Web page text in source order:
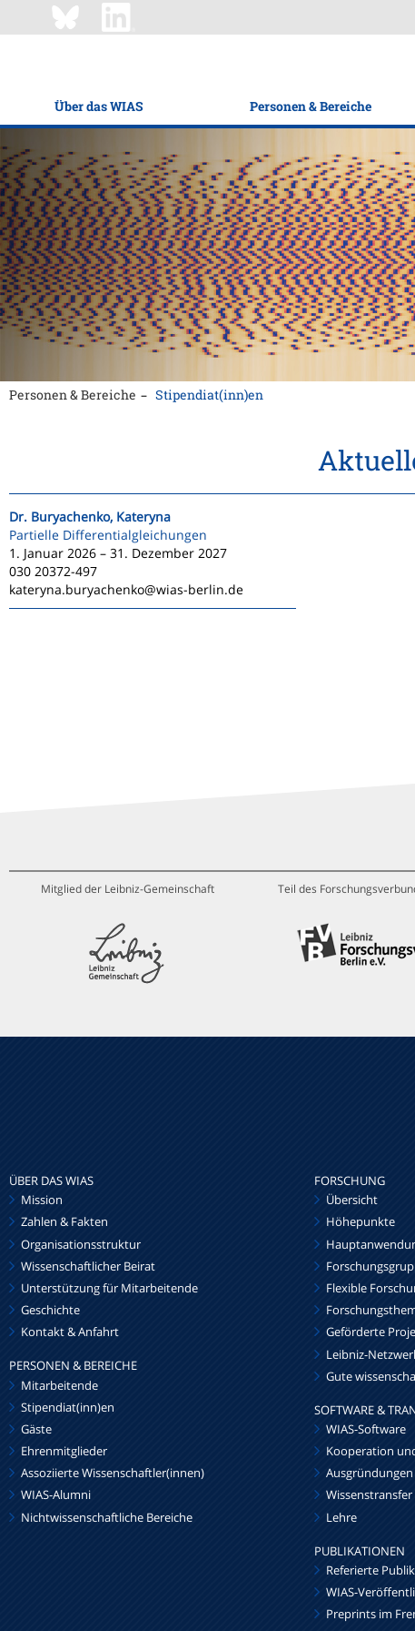
Über das WIAS Personen & Bereiche
Personen & Bereiche Stipendiat(inn)en
Dr. Buryachenko, Kateryna
Partielle Differentialgleichungen
1. Januar 2026 – 31. Dezember 2027
030 20372-497
kateryna.buryachenko@wias-berlin.de
Mitglied der Leibniz-Gemeinschaft Teil des
ÜBER DAS WIAS
Mission
Zahlen & Fakten
Organisationsstruktur
Wissenschaftlicher Beirat
Unterstützung für Mitarbeitende
Geschichte
Kontakt & Anfahrt
PERSONEN & BEREICHE
Mitarbeitende
Stipendiat(inn)en
Gäste
Ehrenmitglieder
Assoziierte Wissenschaftler(innen)
WIAS-Alumni
Nichtwissenschaftliche Bereiche
FORSCHUNG
Übersicht
Höhepunkte
Flexible
Geförderte
Leibniz-
Gute
SOFTWARE &
WIAS-Software
Kooperation
Ausgründungen
Wissenstransfer
Lehre
PUBLIKATIONEN
Referierte
WIAS-
Preprints im